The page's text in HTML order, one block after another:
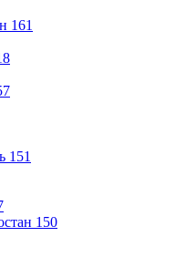
161
151
150